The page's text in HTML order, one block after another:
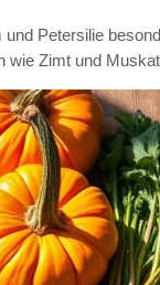
Petersilie
wie Zimt und